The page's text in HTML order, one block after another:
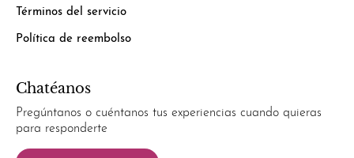
Términos del servicio
Política de reembolso
Chatéanos
Pregúntanos o cuéntanos tus experiencias cuando quieras
para responderte